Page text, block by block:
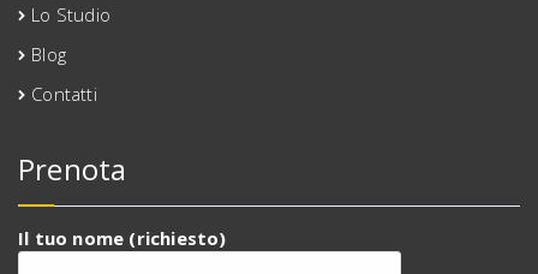
Lo Studio
Blog
Contatti
Prenota
Il tuo nome (richiesto)